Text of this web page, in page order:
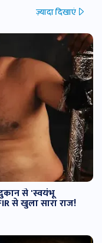
ज़्यादा दिखाएं
से 'स्वयंभू
से खुला सारा राज!